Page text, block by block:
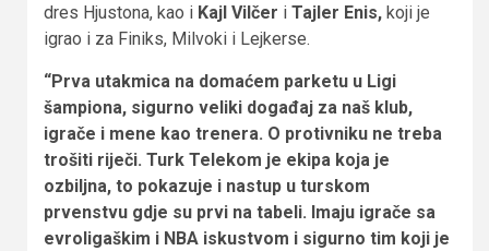
dres Hjustona, kao i Kajl Vilčer i Tajler Enis, koji je
igrao i za Finiks, Milvoki i Lejkerse.
“Prva utakmica na domaćem parketu u Ligi
šampiona, sigurno veliki događaj za naš klub,
igrače i mene kao trenera. O protivniku ne treba
trošiti riječi. Turk Telekom je ekipa koja je
ozbiljna, to pokazuje i nastup u turskom
prvenstvu gdje su prvi na tabeli. Imaju igrače sa
evroligaškim i NBA iskustvom i sigurno tim koji je